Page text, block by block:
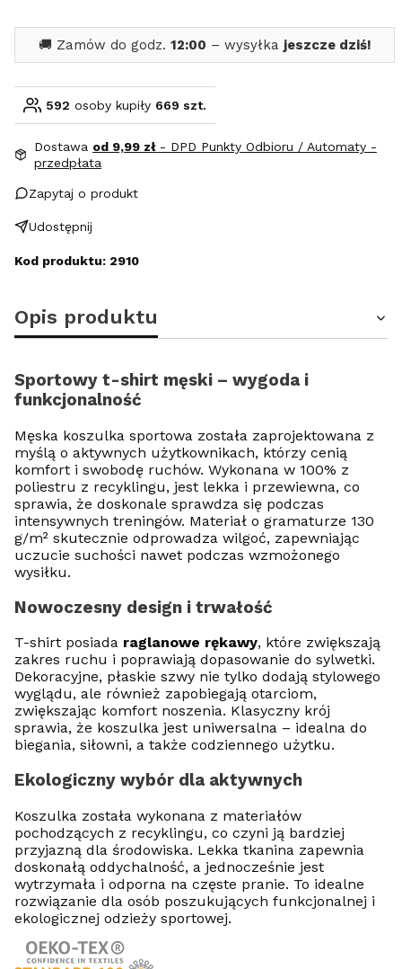
🚚 Zamów do godz. 12:00 – wysyłka jeszcze dziś!
592 osoby kupiły 669 szt.
Dostawa od 9,99 zł - DPD Punkty Odbioru / Automaty -
przedpłata
Zapytaj o produkt
Udostępnij
Kod produktu: 2910
Opis produktu
Sportowy t-shirt męski – wygoda i
funkcjonalność
Męska koszulka sportowa została zaprojektowana z
myślą o aktywnych użytkownikach, którzy cenią
komfort i swobodę ruchów. Wykonana w 100% z
poliestru z recyklingu, jest lekka i przewiewna, co
sprawia, że doskonale sprawdza się podczas
intensywnych treningów. Materiał o gramaturze 130
g/m² skutecznie odprowadza wilgoć, zapewniając
uczucie suchości nawet podczas wzmożonego
wysiłku.
Nowoczesny design i trwałość
T-shirt posiada raglanowe rękawy, które zwiększają
zakres ruchu i poprawiają dopasowanie do sylwetki.
Dekoracyjne, płaskie szwy nie tylko dodają stylowego
wyglądu, ale również zapobiegają otarciom,
zwiększając komfort noszenia. Klasyczny krój
sprawia, że koszulka jest uniwersalna – idealna do
biegania, siłowni, a także codziennego użytku.
Ekologiczny wybór dla aktywnych
Koszulka została wykonana z materiałów
pochodzących z recyklingu, co czyni ją bardziej
przyjazną dla środowiska. Lekka tkanina zapewnia
doskonałą oddychalność, a jednocześnie jest
wytrzymała i odporna na częste pranie. To idealne
rozwiązanie dla osób poszukujących funkcjonalnej i
ekologicznej odzieży sportowej.